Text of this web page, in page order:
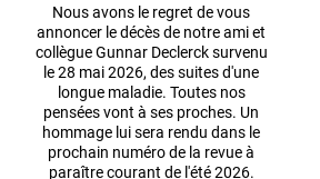
Nous avons le regret de vous
annoncer le décès de notre ami et
collègue Gunnar Declerck survenu
le 28 mai 2026, des suites d'une
longue maladie. Toutes nos
pensées vont à ses proches. Un
hommage lui sera rendu dans le
prochain numéro de la revue à
paraître courant de l'été 2026.